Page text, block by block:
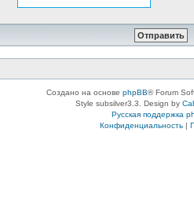
Создано на основе phpBB® Forum
Style subsilver3.3. Design by
Русская поддержка
Конфиденциальность|